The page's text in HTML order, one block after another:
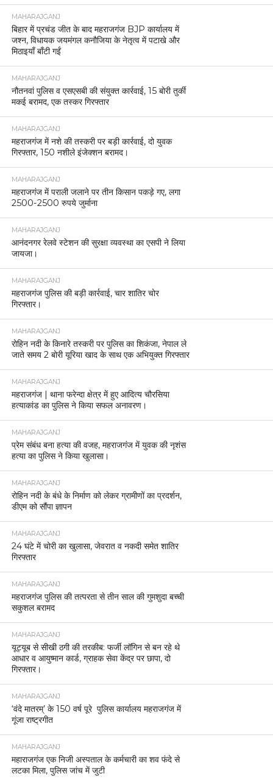
MAHARAJGANJ
बिहार में प्रचंड जीत के बाद महराजगंज BJP कार्यालय में
जश्न, विधायक जयमंगल कनौजिया के नेतृत्व में पटाखे और
मिठाइयाँ बाँटी गईं
MAHARAJGANJ
नौतनवां पुलिस व एसएसबी की संयुक्त कार्रवाई, 15 बोरी तुर्की
मकई बरामद, एक तस्कर गिरफ्तार
MAHARAJGANJ
महराजगंज में नशे की तस्करी पर बड़ी कार्रवाई, दो युवक
गिरफ्तार, 150 नशीले इंजेक्शन बरामद।
MAHARAJGANJ
महराजगंज में पराली जलाने पर तीन किसान पकड़े गए, लगा
2500-2500 रुपये जुर्माना
MAHARAJGANJ
आनंदनगर रेलवे स्टेशन की सुरक्षा व्यवस्था का एसपी ने लिया
जायजा।
MAHARAJGANJ
महराजगंज पुलिस की बड़ी कार्रवाई, चार शातिर चोर
गिरफ्तार।
MAHARAJGANJ
रोहिन नदी के किनारे तस्करी पर पुलिस का शिकंजा, नेपाल ले
जाते समय 2 बोरी यूरिया खाद के साथ एक अभियुक्त गिरफ्तार
MAHARAJGANJ
महराजगंज | थाना फरेन्दा क्षेत्र में हुए आदित्य चौरसिया
हत्याकांड का पुलिस ने किया सफल अनावरण।
MAHARAJGANJ
प्रेम संबंध बना हत्या की वजह, महराजगंज में युवक की नृशंस
हत्या का पुलिस ने किया खुलासा।
MAHARAJGANJ
रोहिन नदी के बंधे के निर्माण को लेकर ग्रामीणों का प्रदर्शन,
डीएम को सौंपा ज्ञापन
MAHARAJGANJ
24 घंटे में चोरी का खुलासा, जेवरात व नकदी समेत शातिर
गिरफ्तार
MAHARAJGANJ
महराजगंज पुलिस की तत्परता से तीन साल की गुमशुदा बच्ची
सकुशल बरामद
MAHARAJGANJ
यूट्यूब से सीखी ठगी की तरकीब: फर्जी लॉगिन से बन रहे थे
आधार व आयुष्मान कार्ड, ग्राहक सेवा केंद्र पर छापा, दो
गिरफ्तार।
MAHARAJGANJ
‘वंदे मातरम्’ के 150 वर्ष पूरे पुलिस कार्यालय महराजगंज में
गूंजा राष्ट्रगीत
MAHARAJGANJ
महाराजगंज एक निजी अस्पताल के कर्मचारी का शव फंदे से
लटका मिला, पुलिस जांच में जुटी